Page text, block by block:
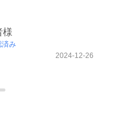
様
済み
2024-12-26